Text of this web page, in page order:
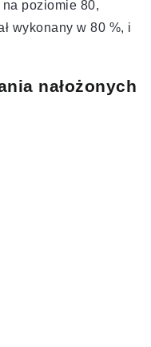
poziomie 80,
wykonany w 80 %, i
nałożonych